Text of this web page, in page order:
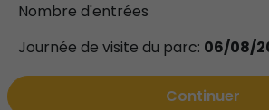
Nombre d'entrées
Journée de visite du parc: 06/08/
Continuer